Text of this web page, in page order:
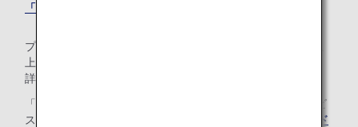
「ダイヤモンドサービス」メンバー特典はこちら
プレミアムメンバーのステイタスを問わず、100万マイル以
上に到達すると限定サービスや特典をご利用いただけます。
詳しくは
「ダイヤモンドサービス」メンバーまたは「プラチナサービ
ス」メンバーのお客様は、
ANAスーパーフライヤーズカード